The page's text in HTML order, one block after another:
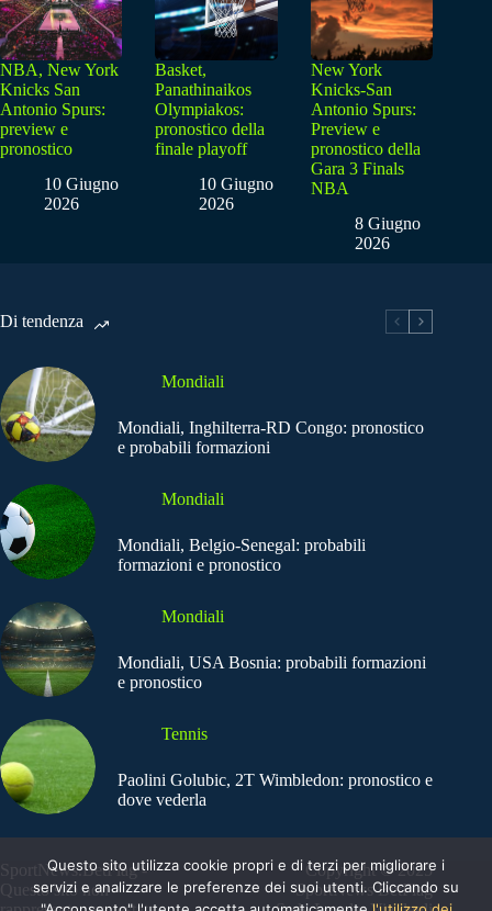
NBA, New York
Knicks San
Antonio Spurs:
preview e
pronostico
10 Giugno
2026
Basket,
Panathinaikos
Olympiakos:
pronostico della
finale playoff
10 Giugno
2026
New York
Knicks-San
Antonio Spurs:
Preview e
pronostico della
Gara 3 Finals
NBA
8 Giugno
2026
Di tendenza
Mondiali
Mondiali, Inghilterra-RD Congo: pronostico
e probabili formazioni
Mondiali
Mondiali, Belgio-Senegal: probabili
formazioni e pronostico
Mondiali
Mondiali, USA Bosnia: probabili formazioni
e pronostico
Tennis
Paolini Golubic, 2T Wimbledon: pronostico e
dove vederla
SportNews.BetFlag -
Questo sito non
Copyright © 2025
SportNews BetFlag
Questo sito utilizza cookie propri e di terzi per migliorare i
servizi e analizzare le preferenze dei suoi utenti. Cliccando su